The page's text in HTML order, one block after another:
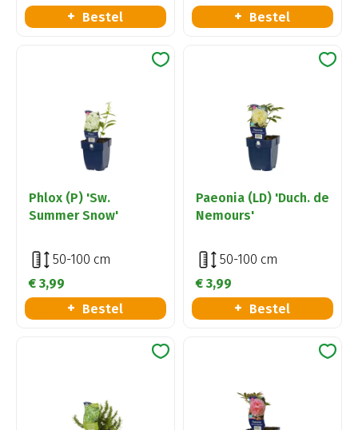
Bestel
Bestel
Phlox (P) 'Sw.
Summer Snow'
50-100 cm
€ 3,99
Bestel
Paeonia (LD) 'Duch. de
Nemours'
50-100 cm
€ 3,99
Bestel